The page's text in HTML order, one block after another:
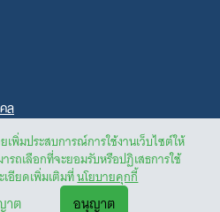
เพิ่มประสบการณ์การใช้งานเว็บไซต์ให้
ถเลือกที่จะยอมรับหรือปฏิเสธการใช้
เอียดเพิ่มเติมที่นโยบายคุกกี้
าต อนุญาต
ล